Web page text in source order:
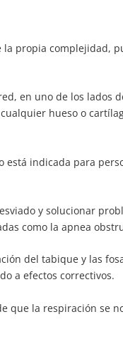
propia complejidad,
en uno de los lados
hueso o
indicada para
y solucionar
como la apnea
del tabique y las
a efectos correctivos.
la respiración se